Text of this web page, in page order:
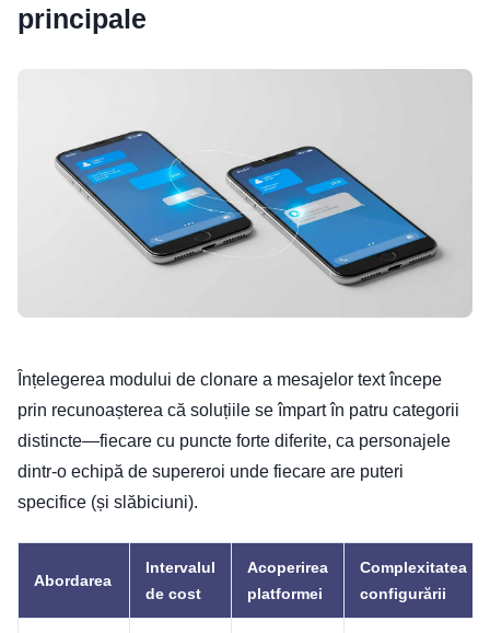
principale
Înțelegerea modului de clonare a mesajelor text începe
prin recunoașterea că soluțiile se împart în patru categorii
distincte—fiecare cu puncte forte diferite, ca personajele
dintr-o echipă de supereroi unde fiecare are puteri
specifice (și slăbiciuni).
Abordarea
Intervalul
de cost
Acoperirea
platformei
Complexitatea
configurării